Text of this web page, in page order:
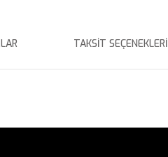
TAKSIT SEÇENEKLERI